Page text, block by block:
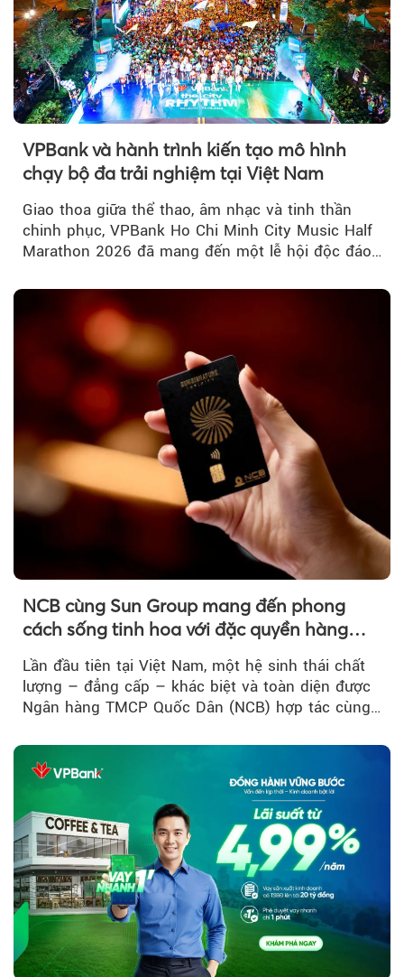
VPBank và hành trình kiến tạo mô hình
chạy bộ đa trải nghiệm tại Việt Nam
Giao thoa giữa thể thao, âm nhạc và tinh thần
chinh phục, VPBank Ho Chi Minh City Music Half
Marathon 2026 đã mang đến một lễ hội độc đáo
NCB cùng Sun Group mang đến phong
cách sống tinh hoa với đặc quyền hàng
đầu Việt Nam
Lần đầu tiên tại Việt Nam, một hệ sinh thái chất
lượng – đẳng cấp – khác biệt và toàn diện được
Ngân hàng TMCP Quốc Dân (NCB) hợp tác cùng